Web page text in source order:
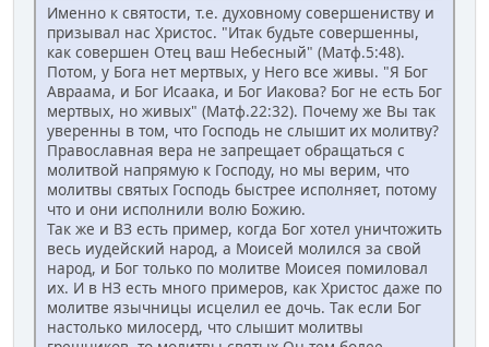
Именно к святости, т.е. духовному совершениству и
призывал нас Христос. "Итак будьте совершенны,
как совершен Отец ваш Небесный" (Матф.5:48).
Потом, у Бога нет мертвых, у Него все живы. "Я Бог
Авраама, и Бог Исаака, и Бог Иакова? Бог не есть Бог
мертвых, но живых" (Матф.22:32). Почему же Вы так
уверенны в том, что Господь не слышит их молитву?
Православная вера не запрещает обращаться с
молитвой напрямую к Господу, но мы верим, что
молитвы святых Господь быстрее исполняет, потому
что и они исполнили волю Божию.
Так же и ВЗ есть пример, когда Бог хотел уничтожить
весь иудейский народ, а Моисей молился за свой
народ, и Бог только по молитве Моисея помиловал
их. И в НЗ есть много примеров, как Христос даже по
молитве язычницы исцелил ее дочь. Так если Бог
настолько милосерд, что слышит молитвы